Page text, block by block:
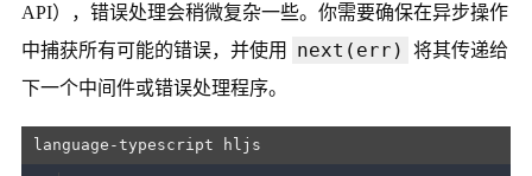
API），错误处理会稍微复杂一些。你需要确保在异步操作
中捕获所有可能的错误，并使用
next(err)
将其传递给
下一个中间件或错误处理程序。